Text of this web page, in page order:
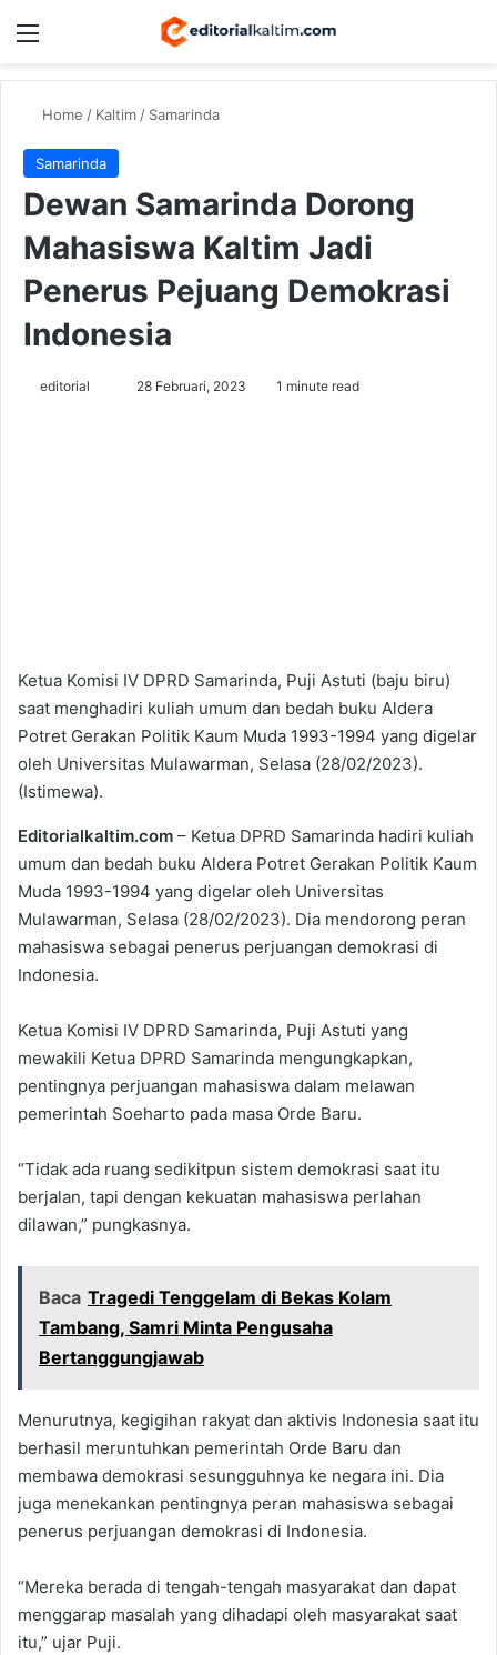
Menu
Home / Kaltim/ Samarinda
Samarinda
Dewan Samarinda Dorong
Mahasiswa Kaltim Jadi
Penerus Pejuang Demokrasi
Indonesia
editorial 28 Februari, 2023 1 minute read
Ketua Komisi IV DPRD Samarinda, Puji Astuti (baju biru)
saat menghadiri kuliah umum dan bedah buku Aldera
Potret Gerakan Politik Kaum Muda 1993-1994 yang digelar
oleh Universitas Mulawarman, Selasa (28/02/2023).
(Istimewa).
Editorialkaltim.com – Ketua DPRD Samarinda hadiri kuliah
umum dan bedah buku Aldera Potret Gerakan Politik Kaum
Muda 1993-1994 yang digelar oleh Universitas
Mulawarman, Selasa (28/02/2023). Dia mendorong peran
mahasiswa sebagai penerus perjuangan demokrasi di
Indonesia.
Ketua Komisi IV DPRD Samarinda, Puji Astuti yang
mewakili Ketua DPRD Samarinda mengungkapkan,
pentingnya perjuangan mahasiswa dalam melawan
pemerintah Soeharto pada masa Orde Baru.
“Tidak ada ruang sedikitpun sistem demokrasi saat itu
berjalan, tapi dengan kekuatan mahasiswa perlahan
dilawan,” pungkasnya.
Baca Tragedi Tenggelam di Bekas Kolam
Tambang, Samri Minta Pengusaha
Bertanggungjawab
Menurutnya, kegigihan rakyat dan aktivis Indonesia saat itu
berhasil meruntuhkan pemerintah Orde Baru dan
membawa demokrasi sesungguhnya ke negara ini. Dia
juga menekankan pentingnya peran mahasiswa sebagai
penerus perjuangan demokrasi di Indonesia.
“Mereka berada di tengah-tengah masyarakat dan dapat
menggarap masalah yang dihadapi oleh masyarakat saat
itu,” ujar Puji.